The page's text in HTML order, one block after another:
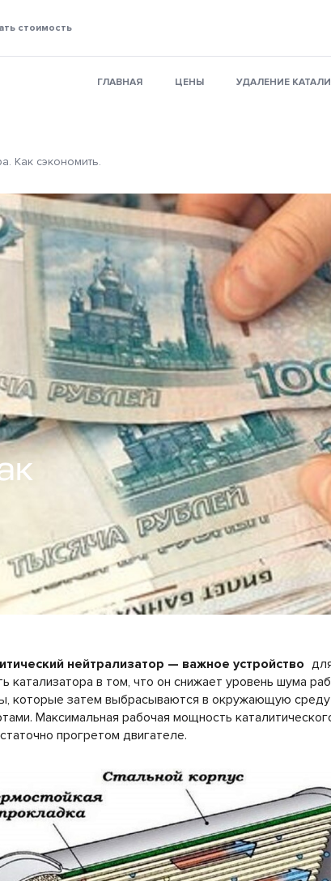
стоимость
ГЛАВНАЯ ЦЕНЫ УДАЛЕНИЕ
Как сэкономить.
нейтрализатор — важное устройство
катализатора в том, что он снижает уровень шума
которые затем выбрасываются в окружающую среду
Максимальная рабочая мощность
прогретом двигателе.